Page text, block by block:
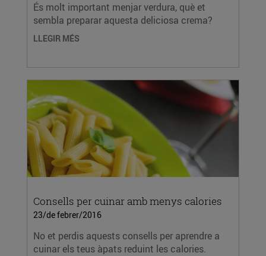
És molt important menjar verdura, què et
sembla preparar aquesta deliciosa crema?
LLEGIR MÉS
Consells per cuinar amb menys calories
23/de febrer/2016
No et perdis aquests consells per aprendre a
cuinar els teus àpats reduint les calories.